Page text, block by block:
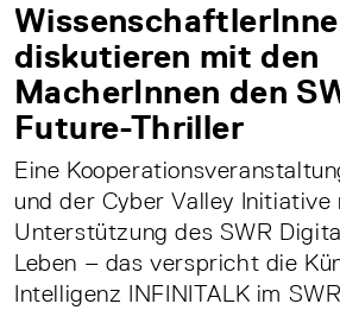
diskutieren mit den
MacherInnen den
Future-Thriller
Eine
und der Cyber Valley Initiative
Unterstützung des SWR
Leben – das verspricht die
Intelligenz INFINITALK im